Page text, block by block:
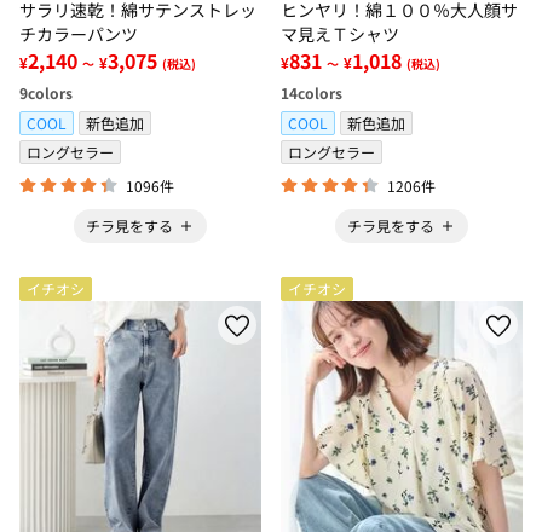
サラリ速乾！綿サテンストレッ
チカラーパンツ
¥2,140 ～ ¥3,075 (税込)
9colors
COOL
新色追加
ロングセラー
1096件
チラ見をする
ヒンヤリ！綿１００％大人顔サ
マ見えＴシャツ
¥831 ～ ¥1,018 (税込)
14colors
COOL
新色追加
ロングセラー
1206件
チラ見をする
イチオシ イチオシ